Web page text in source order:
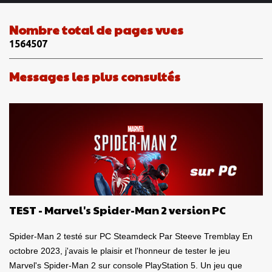
e
t
e
Nombre total de pages vues
1564507
Messages les plus consultés
TEST - Marvel's Spider-Man 2 version PC
Spider-Man 2 testé sur PC Steamdeck Par Steeve Tremblay En
octobre 2023, j'avais le plaisir et l'honneur de tester le jeu
Marvel's Spider-Man 2 sur console PlayStation 5. Un jeu que